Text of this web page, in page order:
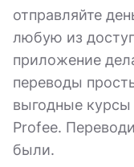
отправляйте
любую из
приложение
переводы
выгодные курсы
Profee.
были.